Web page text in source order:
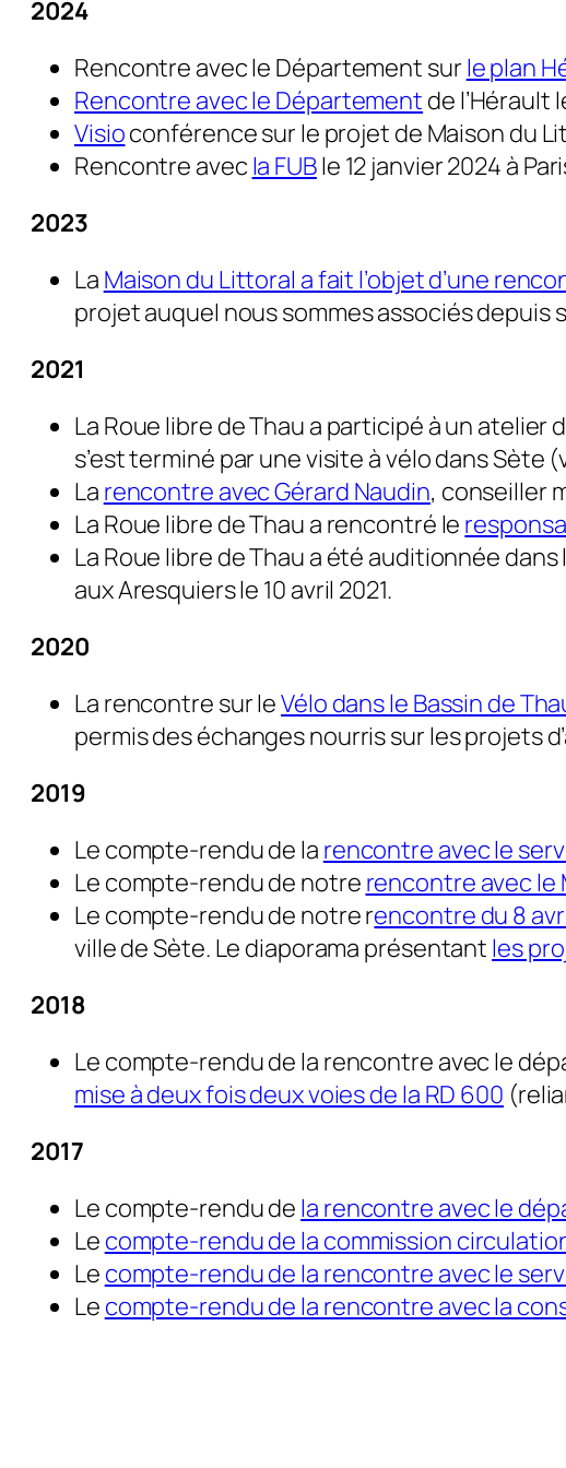
2024
Rencontre avec le Département surle plan
Rencontre avec le Département de l’Hérault
Visioconférence sur le projet de Maison du
Rencontre avec la FUBle 12 janvier 2024 à
2023
La Maison du Littoral a fait l’objet d’une
projet auquel nous sommes associés depuis
2021
La Roue libre de Thau a participé à un atelier
s’est terminé par une visite à vélo dans
La rencontre avec Gérard Naudin, conseiller
La Roue libre de Thau a rencontré le
La Roue libre de Thau a été auditionnée dans
aux Aresquiers le 10 avril 2021.
2020
La rencontre sur leVélo dans le Bassin de
permis des échanges nourris sur les projets
2019
Le compte-rendu de la rencontre avec le
Le compte-rendu de notre rencontre avec le
Le compte-rendu de notre rencontre du 8
ville de Sète. Le diaporama présentant les
2018
Le compte-rendu de la rencontre avec le
mise à deux fois deux voies de la RD 600
2017
Le compte-rendu de la rencontre avec le
Le compte-rendu de la commission
Le compte-rendu de la rencontre avec le
Le compte-rendu de la rencontre avec la